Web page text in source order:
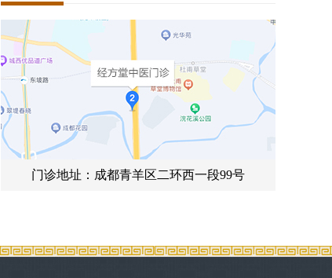
门诊地址：成都青羊区二环西一段99号